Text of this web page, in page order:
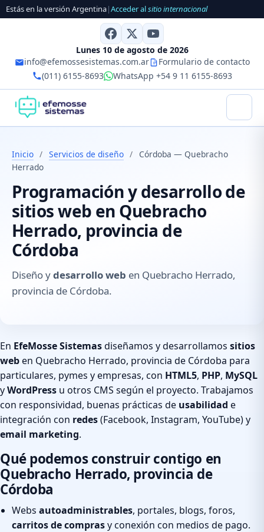
Estás en la versión Argentina|Acceder alsitio internacional
Lunes 10 de agosto de 2026
info@efemossesistemas.com.ar
Formulario de contacto
(011) 6155-8693
WhatsApp +54 9 11 6155-8693
Inicio / Servicios de diseño /
Córdoba — Quebracho
Herrado
Programación y desarrollo de
sitios web en Quebracho
Herrado, provincia de
Córdoba
Diseño ydesarrollo web en Quebracho Herrado,
provincia de Córdoba.
En EfeMosse Sistemasdiseñamos y desarrollamos sitios
weben Quebracho Herrado, provincia de Córdoba para
particulares, pymes y empresas, con HTML5, PHP, MySQL
yWordPress u otros CMS según el proyecto. Trabajamos
con responsividad, buenas prácticas de usabilidad e
integración con redes(Facebook, Instagram, YouTube) y
email marketing.
Qué podemos construir contigo en
Quebracho Herrado, provincia de
Córdoba
Webs autoadministrables, portales, blogs, foros,
carritos de comprasy conexión con medios de pago.